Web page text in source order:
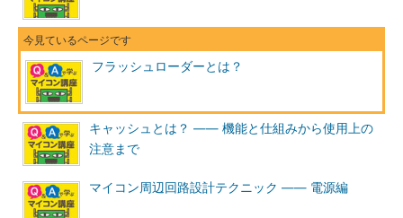
フラッシュローダーとは？
キャッシュとは？ ―― 機能と仕組みから使用上の
注意まで
マイコン周辺回路設計テクニック ―― 電源編